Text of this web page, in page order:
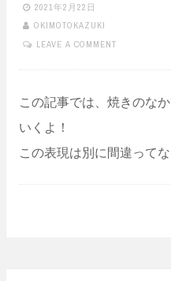
2021年2月22日
OKIMOTOKAZUKI
LEAVE A COMMENT
この記事では、焼きのな
いくよ！
この表現は別に間違って